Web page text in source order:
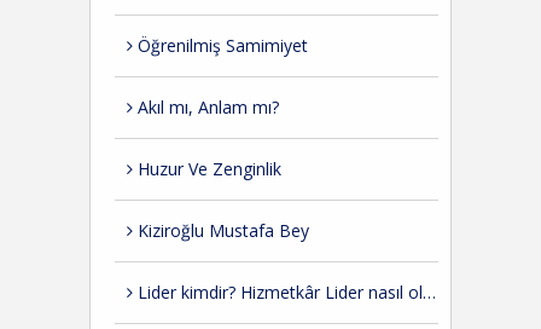
Öğrenilmiş Samimiyet
Akıl mı, Anlam mı?
Huzur Ve Zenginlik
Kiziroğlu Mustafa Bey
Lider kimdir? Hizmetkâr Lider nasıl olmalı?